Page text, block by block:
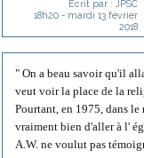
Écrit par : JPSC
18h20- mardi 13 février
2018
" On a beau savoir qu'il
veut voir la place de la
Pourtant, en 1975, dans
vraiment bien d'aller à l'
A.W. ne voulut pas